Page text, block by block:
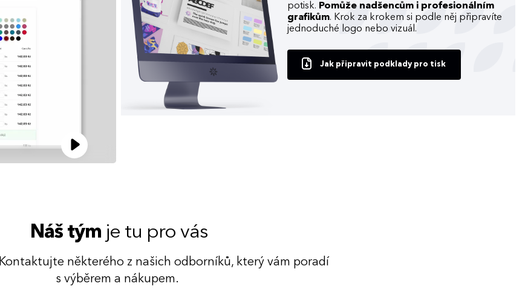
potisk. Pomůže nadšencům i profesionálním
grafikům. Krok za krokem si podle něj připravíte
jednoduché logo nebo vizuál.
Jak připravit podklady pro tisk
Náš tým je tu pro vás
Kontaktujte některého z našich odborníků, který vám poradí
s výběrem a nákupem.